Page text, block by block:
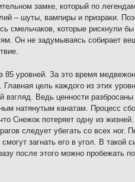
замке, который по
– шуты, вампиры и призраки.
смельчаков, которые рискнули
Он не задумываясь собирает
уровней. За это время
цель каждого из этих
взгляд. Ведь ценности
натянутым канатам. Процесс
Снежок потеряет одну из
следует убегать со всех ног.
загнать его в угол. В такой
после этого можно пробежать